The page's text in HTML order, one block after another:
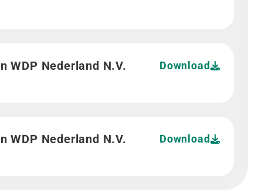
WDP Nederland N.V. Download
WDP Nederland N.V. Download